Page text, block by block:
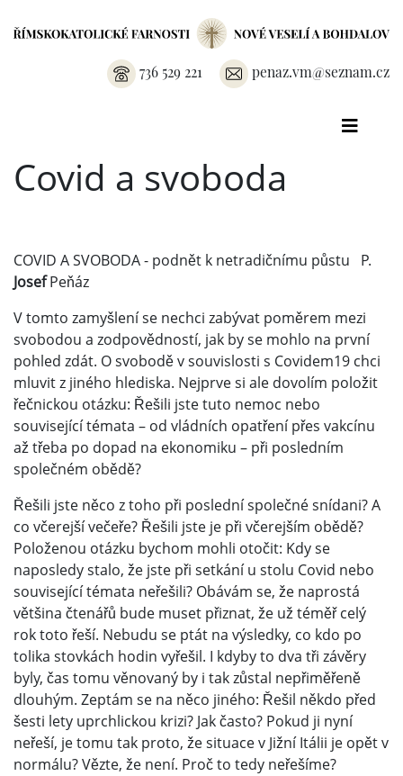
736 529 221 penaz.vm@seznam.cz
Covid a svoboda
COVID A SVOBODA - podnět k netradičnímu půstu P.
JosefPeňáz
V tomto zamyšlení se nechci zabývat poměrem mezi
svobodou a zodpovědností, jak by se mohlo na první
pohled zdát. O svobodě v souvislosti s Covidem19 chci
mluvit z jiného hlediska. Nejprve si ale dovolím položit
řečnickou otázku: Řešili jste tuto nemoc nebo
související témata – od vládních opatření přes vakcínu
až třeba po dopad na ekonomiku – při posledním
společném obědě?
Řešili jste něco z toho při poslední společné snídani? A
co včerejší večeře? Řešili jste je při včerejším obědě?
Položenou otázku bychom mohli otočit: Kdy se
naposledy stalo, že jste při setkání u stolu Covid nebo
související témata neřešili? Obávám se, že naprostá
většina čtenářů bude muset přiznat, že už téměř celý
rok toto řeší. Nebudu se ptát na výsledky, co kdo po
tolika stovkách hodin vyřešil. I kdyby to dva tři závěry
byly, čas tomu věnovaný by i tak zůstal nepřiměřeně
dlouhým. Zeptám se na něco jiného: Řešil někdo před
šesti lety uprchlickou krizi? Jak často? Pokud ji nyní
neřeší, je tomu tak proto, že situace v Jižní Itálii je opět v
normálu? Vězte, že není. Proč to tedy neřešíme?